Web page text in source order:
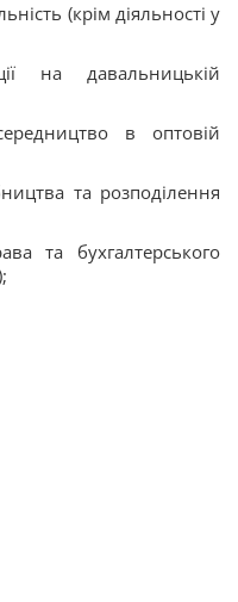
(крім діяльності у
на давальницькій
в оптовій
та розподілення
та бухгалтерського